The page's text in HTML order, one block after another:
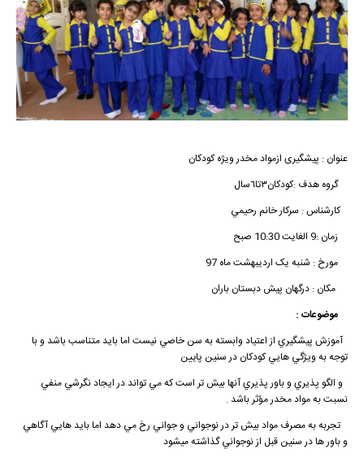
عنوان : پیشگیری ازمواد مخدر ویژه کودکان
گروه هدف :كودكان٣تا٦سال
کارشناس : سركار خانم رحيمي
زمان :9 الغایت 10:30 صبح
مورخ : شنبه یک اردیبهشت ماه 97
مکان : درگهان پیش دبستان باران
موضوعات :
آموزش پيشگيري از اعتياد وابسته به سن خاصي نيست اما بايد متناسب باشد و با
توجه به ويژگي هايي كودكان در سنين پايين
و الگو پذيري و باور پذيري آنها بيش تر است كه مي تواند در ايجاد نگرشي منفي
نسبت به مواد مخدر مؤثر باشد .
تجربه به مصرف مواد بيش تر در نوجواني و جواني رخ مي دهد اما بايد هايي آگاهي
و باور ها در سنين قبل از نوجواني گذاشته ميشود